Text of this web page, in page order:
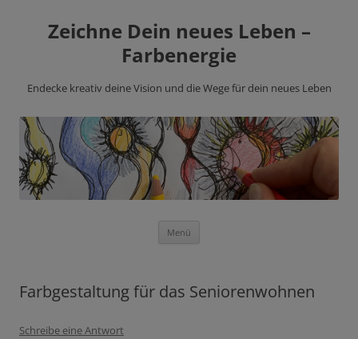
Zeichne Dein neues Leben –
Farbenergie
Endecke kreativ deine Vision und die Wege für dein neues Leben
Menü
Farbgestaltung für das Seniorenwohnen
Schreibe eine Antwort